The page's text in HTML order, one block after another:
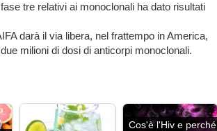
tre relativi ai monoclonali ha dato risultati
darà il via libera, nel frattempo in America,
milioni di dosi di anticorpi monoclonali.
Cos'è l'Hiv e perché